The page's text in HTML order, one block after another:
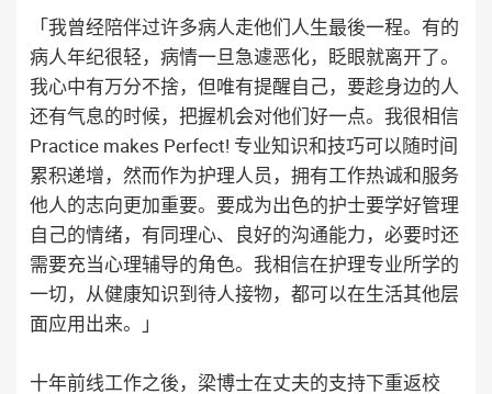
「我曾经陪伴过许多病人走他们人生最後一程。有的
病人年纪很轻，病情一旦急遽恶化，眨眼就离开了。
我心中有万分不捨，但唯有提醒自己，要趁身边的人
还有气息的时候，把握机会对他们好一点。我很相信
Practice makes Perfect! 专业知识和技巧可以随时间
累积递增，然而作为护理人员，拥有工作热诚和服务
他人的志向更加重要。要成为出色的护士要学好管理
自己的情绪，有同理心、良好的沟通能力，必要时还
需要充当心理辅导的角色。我相信在护理专业所学的
一切，从健康知识到待人接物，都可以在生活其他层
面应用出来。」
十年前线工作之後，梁博士在丈夫的支持下重返校